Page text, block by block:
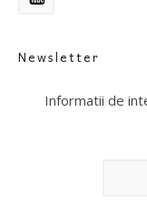
Newsletter
Informatii de